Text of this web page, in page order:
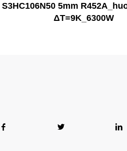
S3HC106N50 5mm
ΔT=9K_6300W